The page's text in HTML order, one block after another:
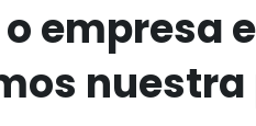
empresa